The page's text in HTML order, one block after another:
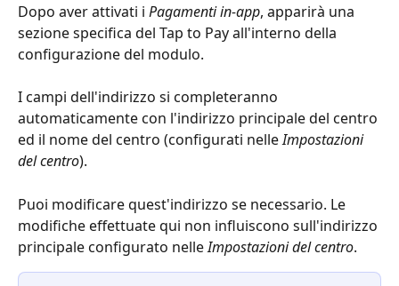
Dopo aver attivati i Pagamenti in-app, apparirà una
sezione specifica del Tap to Pay all'interno della
configurazione del modulo.
I campi dell'indirizzo si completeranno
automaticamente con l'indirizzo principale del centro
ed il nome del centro (configurati nelle Impostazioni
del centro).
Puoi modificare quest'indirizzo se necessario. Le
modifiche effettuate qui non influiscono sull'indirizzo
principale configurato nelle Impostazioni del centro.